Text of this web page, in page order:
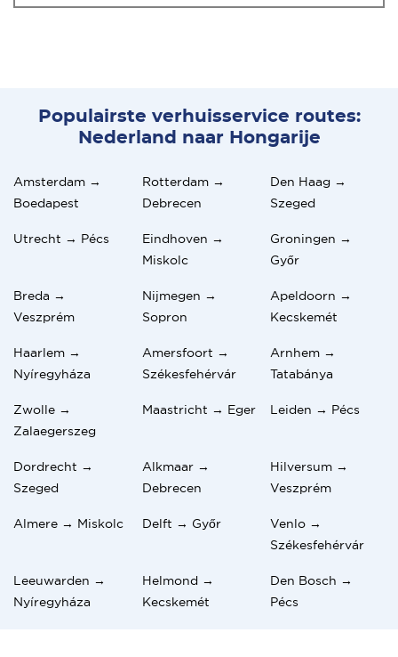
Populairste verhuisservice routes:
Nederland naar Hongarije
Amsterdam →
Boedapest
Rotterdam →
Debrecen
Den Haag →
Szeged
Utrecht → Pécs
Eindhoven →
Miskolc
Groningen →
Győr
Breda →
Veszprém
Nijmegen →
Sopron
Apeldoorn →
Kecskemét
Haarlem →
Nyíregyháza
Amersfoort →
Székesfehérvár
Arnhem →
Tatabánya
Zwolle →
Zalaegerszeg
Maastricht → Eger Leiden → Pécs
Dordrecht →
Szeged
Alkmaar →
Debrecen
Hilversum →
Veszprém
Almere → Miskolc Delft → Győr
Venlo →
Székesfehérvár
Leeuwarden →
Nyíregyháza
Helmond →
Kecskemét
Den Bosch →
Pécs